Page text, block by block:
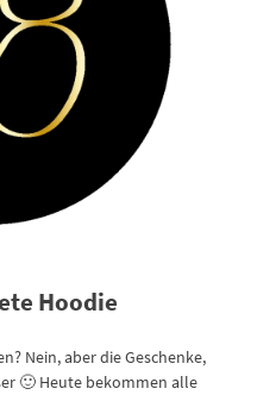
Hoodie
Nein, aber die Geschenke,
🙂 Heute bekommen alle